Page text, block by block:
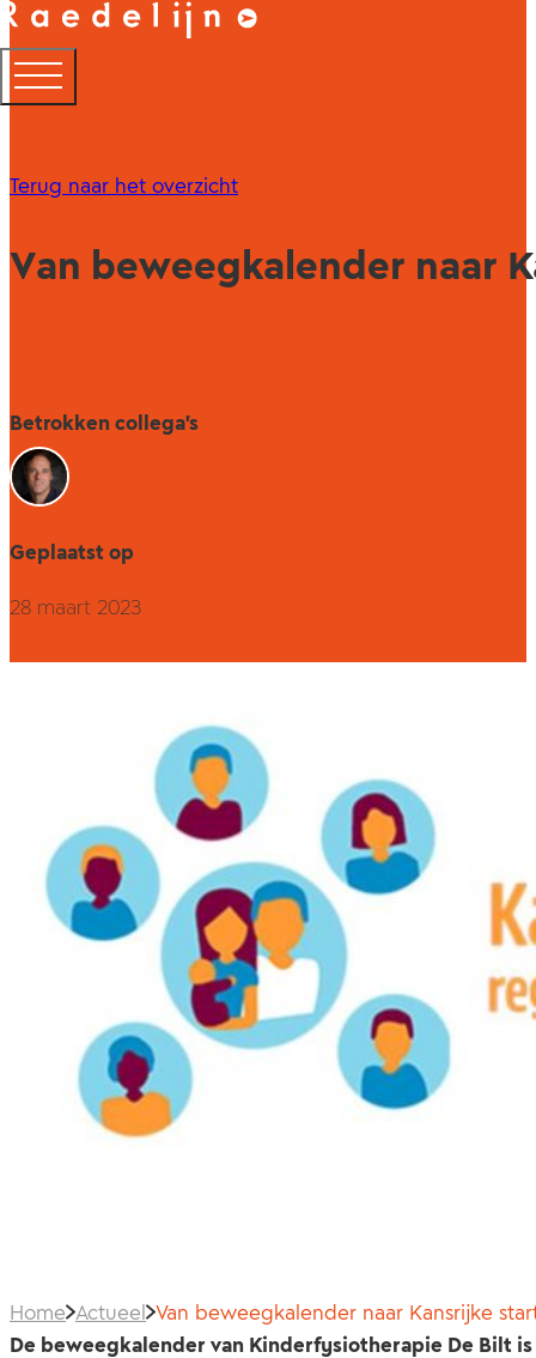
Terug naar het overzicht
Van beweegkalender naar
Betrokken collega's
Geplaatst op
28 maart 2023
Home Actueel Van beweegkalender naar Kansrijke
De beweegkalender van Kinderfysiotherapie De Bilt